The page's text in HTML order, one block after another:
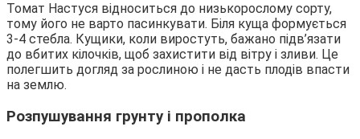
Томат Настуся відноситься до низькорослому сорту,
тому його не варто пасинкувати. Біля куща формується
3-4 стебла. Кущики, коли виростуть, бажано підв’язати
до вбитих кілочків, щоб захистити від вітру і зливи. Це
полегшить догляд за рослиною і не дасть плодів впасти
на землю.
Розпушування грунту і прополка